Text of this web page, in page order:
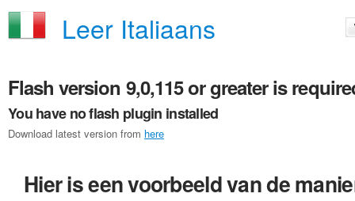
Leer Italiaans
Flash version 9,0,115 or greater is
You have no flash plugin installed
Download latest version from here
Hier is een voorbeeld van de